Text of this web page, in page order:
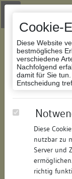
Cookie-
Diese Website
bestmögliches
verschiedene
Nachfolgend
damit für Sie
Entscheidung
Diese
nutzbar zu
Server und
richtig
Zur Navigation springen
Zum Inhalt der Website
123867990820
Datenbestand: